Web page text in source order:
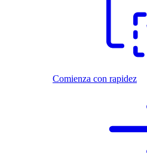
Comienza con rapidez